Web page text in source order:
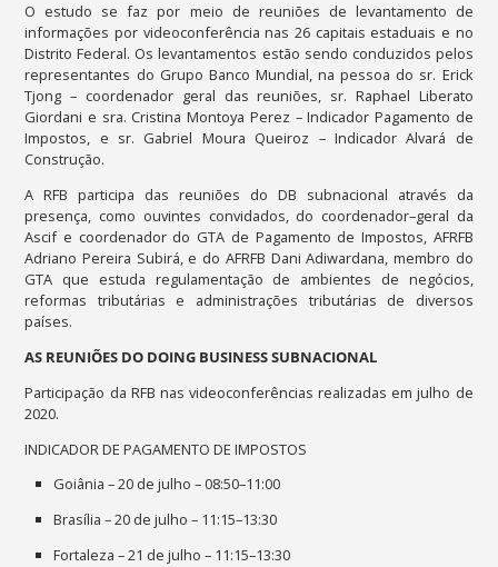
O estudo se faz por meio de reuniões de levantamento de
informações por videoconferência nas 26 capitais estaduais e no
Distrito Federal. Os levantamentos estão sendo conduzidos pelos
representantes do Grupo Banco Mundial, na pessoa do sr. Erick
Tjong – coordenador geral das reuniões, sr. Raphael Liberato
Giordani e sra. Cristina Montoya Perez – Indicador Pagamento de
Impostos, e sr. Gabriel Moura Queiroz – Indicador Alvará de
Construção.
A RFB participa das reuniões do DB subnacional através da
presença, como ouvintes convidados, do coordenador–geral da
Ascif e coordenador do GTA de Pagamento de Impostos, AFRFB
Adriano Pereira Subirá, e do AFRFB Dani Adiwardana, membro do
GTA que estuda regulamentação de ambientes de negócios,
reformas tributárias e administrações tributárias de diversos
países.
AS REUNIÕES DO DOING BUSINESS SUBNACIONAL
Participação da RFB nas videoconferências realizadas em julho de
2020.
INDICADOR DE PAGAMENTO DE IMPOSTOS
Goiânia – 20 de julho – 08:50–11:00
Brasília – 20 de julho – 11:15–13:30
Fortaleza – 21 de julho – 11:15–13:30